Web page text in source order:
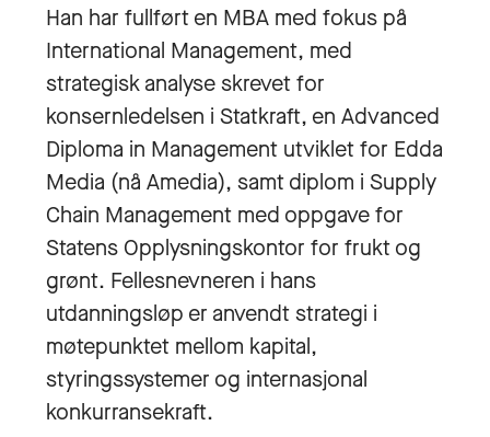
Han har fullført en MBA med fokus på
International Management, med
strategisk analyse skrevet for
konsernledelsen i Statkraft, en Advanced
Diploma in Management utviklet for Edda
Media (nå Amedia), samt diplom i Supply
Chain Management med oppgave for
Statens Opplysningskontor for frukt og
grønt. Fellesnevneren i hans
utdanningsløp er anvendt strategi i
møtepunktet mellom kapital,
styringssystemer og internasjonal
konkurransekraft.